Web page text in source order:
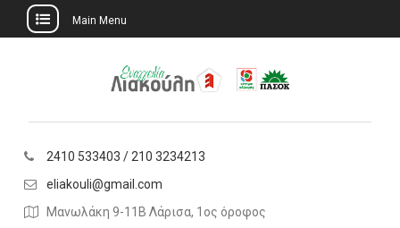
Main Menu
2410 533403 / 210 3234213
eliakouli@gmail.com
Μανωλάκη 9-11Β Λάρισα, 1ος όροφος